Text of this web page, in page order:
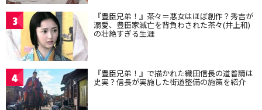
3 『豊臣兄弟！』茶々＝悪女はほぼ創作？秀吉が
溺愛、豊臣家滅亡を背負わされた茶々(井上和)
の壮絶すぎる生涯
4 『豊臣兄弟！』で描かれた織田信長の道普請は
史実？信長が実施した街道整備の施策を紹介